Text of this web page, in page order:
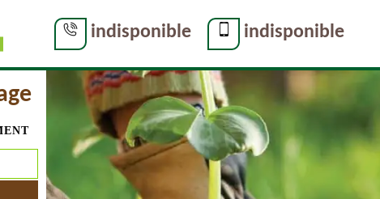
indisponible indisponible